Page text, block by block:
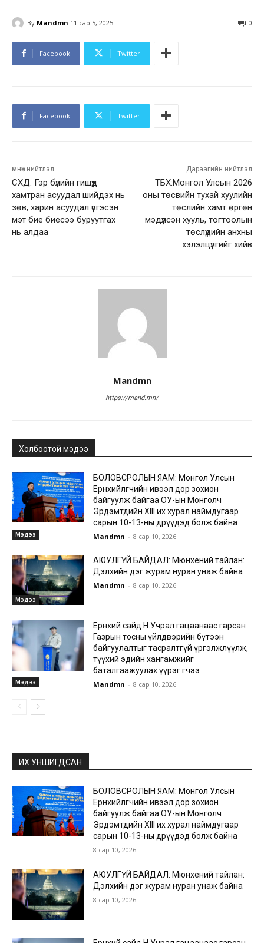
By Mandmn 11 сар 5, 2025 0
Facebook Twitter
Facebook Twitter
өмнөх нийтлэл
СХД: Гэр бүлийн гишүүд
хамтран асуудал шийдэх нь
зөв, харин асуудал үүсгэсэн
мэт бие биесээ буруутгах
нь алдаа
Дараагийн нийтлэл
ТБХ:Монгол Улсын 2026
оны төсвийн тухай хуулийн
төслийн хамт өргөн
мэдүүлсэн хууль, тогтоолын
төслүүдийн анхны
хэлэлцүүлгийг хийв
Mandmn
https://mand.mn/
Холбоотой мэдээ
Мэдээ
БОЛОВСРОЛЫН ЯАМ: Монгол Улсын
Ерөнхийлөгчийн ивээл дор зохион
байгуулж байгаа ОУ-ын Монголч
Эрдэмтдийн XIII их хурал наймдугаар
сарын 10-13-ны өдрүүдэд болж байна
Mandmn - 8 сар 10, 2026
Мэдээ
АЮУЛГҮЙ БАЙДАЛ: Мюнхений тайлан:
Дэлхийн дэг журам нуран унаж байна
Mandmn - 8 сар 10, 2026
Мэдээ
Ерөнхий сайд Н.Учрал гацаанаас гарсан
Газрын тосны үйлдвэрийн бүтээн
байгуулалтыг тасралтгүй үргэлжлүүлж,
түүхий эдийн хангамжийг
баталгаажуулах үүрэг өгчээ
Mandmn - 8 сар 10, 2026
ИХ УНШИГДСАН
БОЛОВСРОЛЫН ЯАМ: Монгол Улсын
Ерөнхийлөгчийн ивээл дор зохион
байгуулж байгаа ОУ-ын Монголч
Эрдэмтдийн XIII их хурал наймдугаар
сарын 10-13-ны өдрүүдэд болж байна
8 сар 10, 2026
АЮУЛГҮЙ БАЙДАЛ: Мюнхений тайлан:
Дэлхийн дэг журам нуран унаж байна
8 сар 10, 2026